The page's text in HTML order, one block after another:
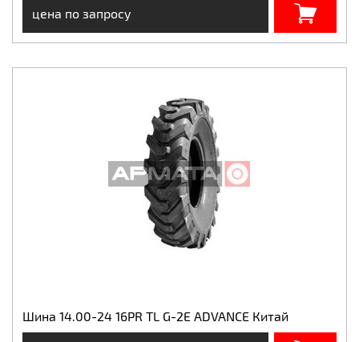
цена по запросу
Шина 14.00-24 16PR TL G-2E ADVANCE Китай